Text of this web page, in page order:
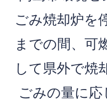
ごみ焼却炉を
までの間、可
して県外で焼
ごみの量に